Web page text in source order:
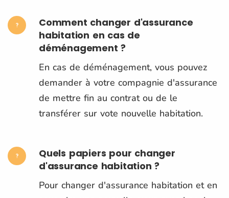
Comment changer d'assurance
habitation en cas de
déménagement ?
En cas de déménagement, vous pouvez
demander à votre compagnie d'assurance
de mettre fin au contrat ou de le
transférer sur vote nouvelle habitation.
Quels papiers pour changer
d'assurance habitation ?
Pour changer d'assurance habitation et en